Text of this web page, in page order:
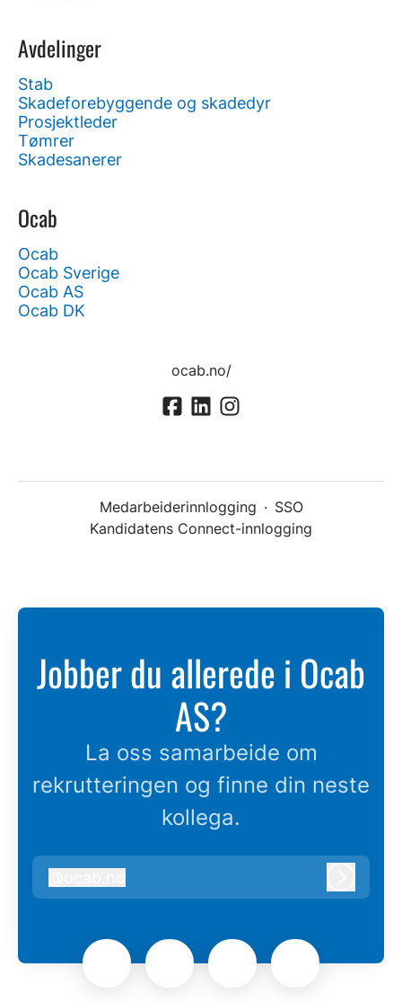
Avdelinger
Stab
Skadeforebyggende og skadedyr
Prosjektleder
Tømrer
Skadesanerer
Ocab
Ocab
Ocab Sverige
Ocab AS
Ocab DK
ocab.no/
Medarbeiderinnlogging · SSO
Kandidatens Connect-innlogging
Jobber du allerede i Ocab
AS?
La oss samarbeide om
rekrutteringen og finne din neste
kollega.
ocab.no